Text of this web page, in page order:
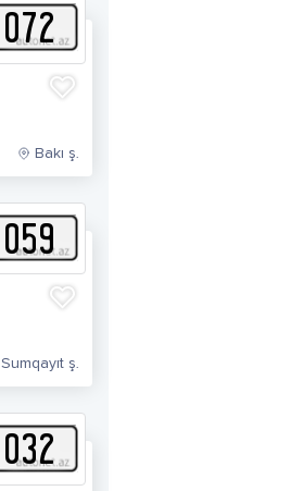
072
Bakı ş.
059
Sumqayıt ş.
032